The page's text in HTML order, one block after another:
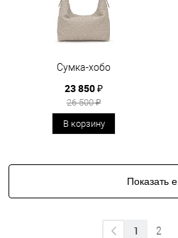
Сумка-хобо
23 850 ₽
26 500 ₽
В корзину
Показать
1 2